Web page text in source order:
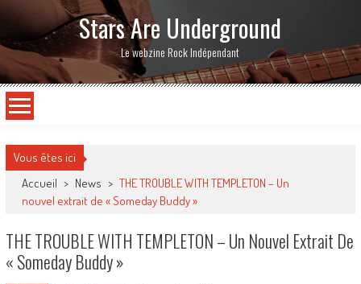
Stars Are Underground
Le webzine Rock Indépendant
Vous êtes ici
Accueil > News > THE TROUBLE WITH TEMPLETON – Un
nouvel extrait de « Someday Buddy »
THE TROUBLE WITH TEMPLETON – Un Nouvel Extrait De
« Someday Buddy »